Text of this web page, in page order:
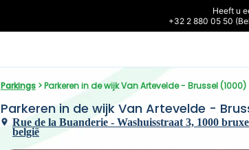
Heeft u
+32 2 880 05 50
Parkings > Parkeren in de wijk Van Artevelde - Brussel (1000)
Parkeren in de wijk Van Artevelde -
Rue de la Buanderie - Washuisstraat 3, 1000
belgië